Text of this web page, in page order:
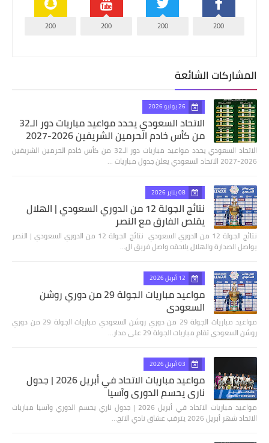
200
200
200
200
المشاركات الشائعة
26 يوليو 2026
الاتحاد السعودي يحدد مواعيد مباريات دور الـ32
من كأس خادم الحرمين الشريفين 2026-2027
الاتحاد السعودي يحدد مواعيد مباريات دور الـ32 من كأس خادم الحرمين الشريفين
2026-2027 الاتحاد السعودي يعلن جدول مباريات …
08 يناير 2026
نتائج الجولة 12 من الدوري السعودي | الهلال
يقلص الفارق مع النصر
نتائج الجولة 12 من الدوري السعودي نتائج الجولة 12 من الدوري السعودي | النصر
يواصل الصدارة والهلال يلاحقه واصل فريق ال…
12 أبريل 2026
مواعيد مباريات الجولة 29 من دوري روشن
السعودي
مواعيد مباريات الجولة 29 من دوري روشن السعودي مباريات الجولة 29 من دوري
روشن السعودي تقام مباريات الجولة 29 على مدار…
03 أبريل 2026
مواعيد مباريات الاتحاد في أبريل 2026 | جدول
ناري يحسم الدوري وآسيا
مواعيد مباريات الاتحاد في أبريل 2026 | جدول ناري يحسم الدوري وآسيا مباريات
الاتحاد شهر أبريل 2026 يترقب عشاق نادي الاتح…